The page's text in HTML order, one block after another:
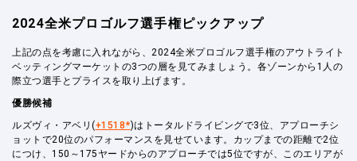
2024全米プロゴルフ選手権ピックアップ
上記の点を考慮に入れながら、2024全米プロゴルフ選手権のアウトライト
ベッティングマーケットの3つの層を見てみましょう。各ゾーンから1人の
際立つ選手とプライスを取り上げます。
優勝候補
ルズヴィ・アベリ(+1518*)はトータルドライビングで3位、アプローチシ
ョットで20位のパフォーマンスを見せています。カップまでの距離で2位
につけ、150～175ヤードからのアプローチでは5位ですが、このエリアが